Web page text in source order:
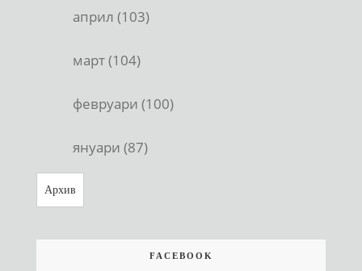
април (103)
март (104)
февруари (100)
януари (87)
Архив
FACEBOOK